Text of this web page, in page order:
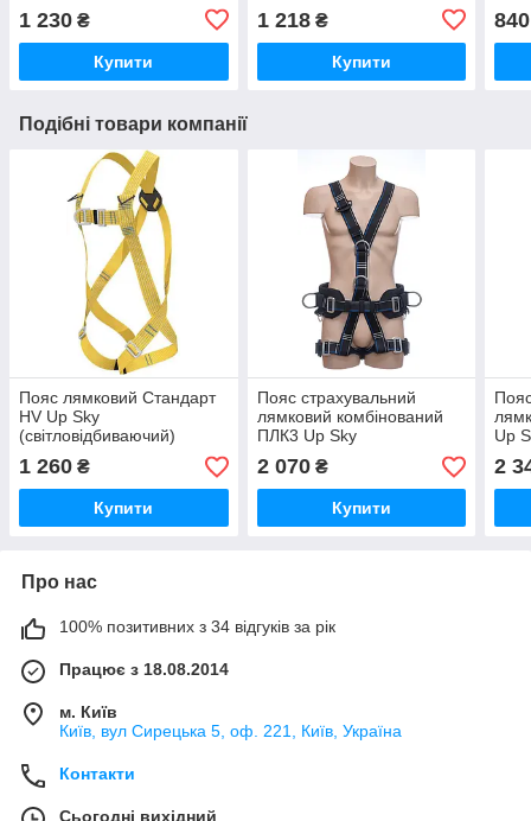
1 230 ₴
Купити
1 218₴
Купити
840
Подібні товари компанії
Пояс лямковий Стандарт
HV Up Sky
(світловідбиваючий)
1 260 ₴
Купити
Пояс страхувальний
лямковий комбінований
ПЛК3 Up Sky
2 070₴
Купити
Up
2
Про нас
100% позитивних з 34 відгуків за рік
Працює з 18.08.2014
м. Київ
Київ, вул Сирецька 5, оф. 221, Київ, Україна
Контакти
Сьогодні вихідний